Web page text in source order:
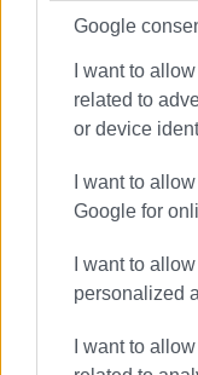
Google
I want to
related to
or device
I want to
Google for
I want to
personalized
I want to
ΓΙΩΡΓΟΣ
Είναι ο
Έχει
ηλεκτρονικός.
δεκαετίας του
όλες τις